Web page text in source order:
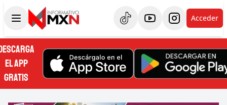
Acceder
EL APP
GRATIS